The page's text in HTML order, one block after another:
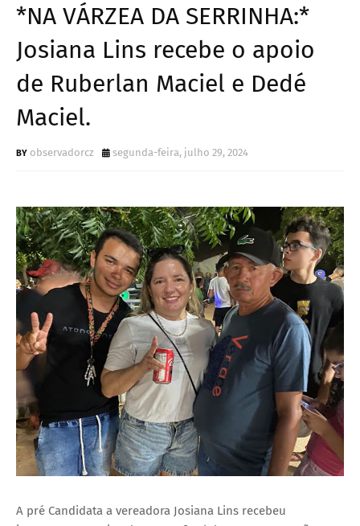
*NA VÁRZEA DA SERRINHA:*
Josiana Lins recebe o apoio
de Ruberlan Maciel e Dedé
Maciel.
observadorcz segunda-feira, julho 29, 2024
A pré Candidata a vereadora Josiana Lins recebeu